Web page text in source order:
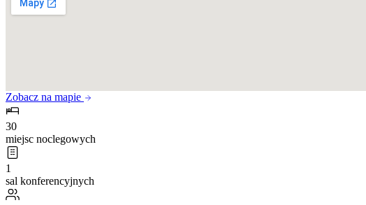
Zobacz na mapie
30
miejsc noclegowych
1
sal konferencyjnych